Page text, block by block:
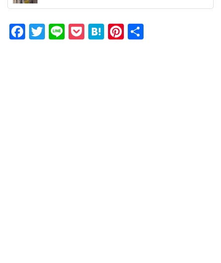
Facebook
Twitter
LinePocket
HatenaPinterest